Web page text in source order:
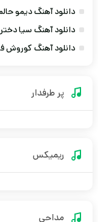
دانلود آهنگ دیمو
دانلود آهنگ سیا
دانلود آهنگ کوروش
پر طرفدار
ریمیکس
مداحی